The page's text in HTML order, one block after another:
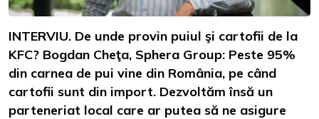
INTERVIU. De unde provin puiul şi cartofii de la
KFC? Bogdan Cheţa, Sphera Group: Peste 95%
din carnea de pui vine din România, pe când
cartofii sunt din import. Dezvoltăm însă un
parteneriat local care ar putea să ne asigure